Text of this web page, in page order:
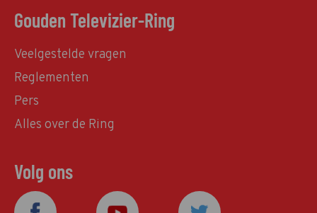
Gouden Televizier-Ring
Veelgestelde vragen
Reglementen
Pers
Alles over de Ring
Volg ons